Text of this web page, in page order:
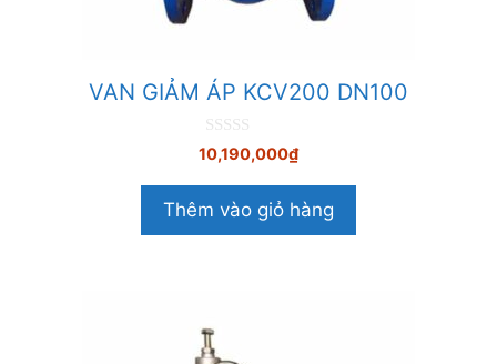
VAN GIẢM ÁP KCV200 DN100
0
n
à
5
10,190,000₫
Thêm vào giỏ hàng